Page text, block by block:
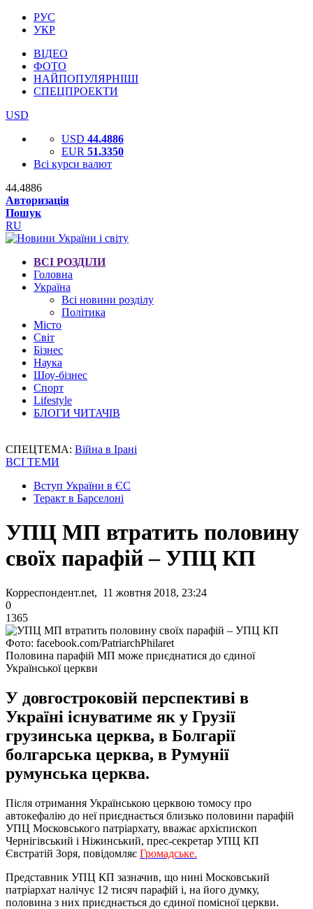
РУС
УКР
ВІДЕО
ФОТО
НАЙПОПУЛЯРНІШІ
СПЕЦПРОЕКТИ
USD
USD 44.4886
EUR 51.3350
Всі курси валют
44.4886
Авторизація
Пошук
RU
ВСІ РОЗДІЛИ
Головна
Україна
Всі новини розділу
Політика
Місто
Світ
Бізнес
Наука
Шоу-бізнес
Спорт
Lifestyle
БЛОГИ ЧИТАЧІВ
СПЕЦТЕМА: Війна в Ірані
ВСІ ТЕМИ
Вступ України в ЄС
Теракт в Барселоні
УПЦ МП втратить половину
своїх парафій – УПЦ КП
Корреспондент.net, 11 жовтня 2018, 23:24
0
1365
Фото: facebook.com/PatriarchPhilaret
Половина парафій МП може приєднатися до єдиної
Української церкви
У довгостроковій перспективі в
Україні існуватиме як у Грузії
грузинська церква, в Болгарії
болгарська церква, в Румунії
румунська церква.
Після отримання Українською церквою томосу про
автокефалію до неї приєднається близько половини парафій
УПЦ Московського патріархату, вважає архієпископ
Чернігівський і Ніжинський, прес-секретар УПЦ КП
Євстратій Зоря, повідомляє Громадське.
Представник УПЦ КП зазначив, що нині Московський
патріархат налічує 12 тисяч парафій і, на його думку,
половина з них приєднається до єдиної помісної церкви.